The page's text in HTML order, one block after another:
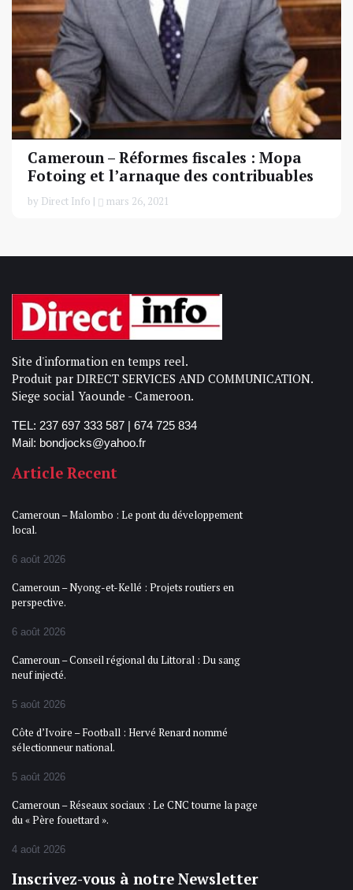
Cameroun – Réformes fiscales : Mopa
Fotoing et l’arnaque des contribuables
by Direct Info | mars 26, 2021
Site d'information en temps reel.
Produit par DIRECT SERVICES AND COMMUNICATION.
Siege social Yaounde - Cameroon.
TEL: 237 697 333 587 | 674 725 834
Mail: bondjocks@yahoo.fr
Article Recent
Cameroun – Malombo : Le pont du développement
local.
6 août 2026
Cameroun – Nyong-et-Kellé : Projets routiers en
perspective.
6 août 2026
Cameroun – Conseil régional du Littoral : Du sang
neuf injecté.
5 août 2026
Côte d’Ivoire – Football : Hervé Renard nommé
sélectionneur national.
5 août 2026
Cameroun – Réseaux sociaux : Le CNC tourne la page
du « Père fouettard ».
4 août 2026
Inscrivez-vous à notre Newsletter